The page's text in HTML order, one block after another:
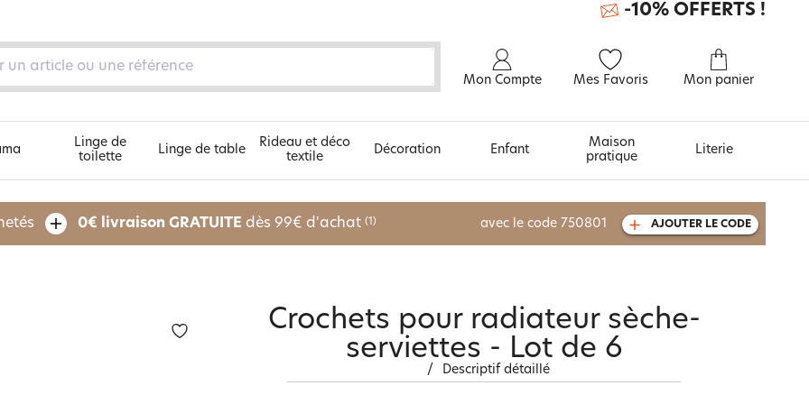
Mon Compte Mes Favoris Mon panier
-10% OFFERTS !
Découvrez nos 5 univers À découvrir aussi
Urban et arty
Linge de
toilette
Linge de table
Rideau et déco
textile
Décoration Enfant
Maison
pratique
Literie
0€ livraison GRATUITE dès 99€ d'achat (1) avec le code 750801 AJOUTER LE CODE
Crochets pour radiateur sèche-
serviettes - Lot de 6
/ Descriptif détaillé